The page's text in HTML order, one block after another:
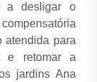
a desligar o
atendida para
e retomar a
jardins Ana